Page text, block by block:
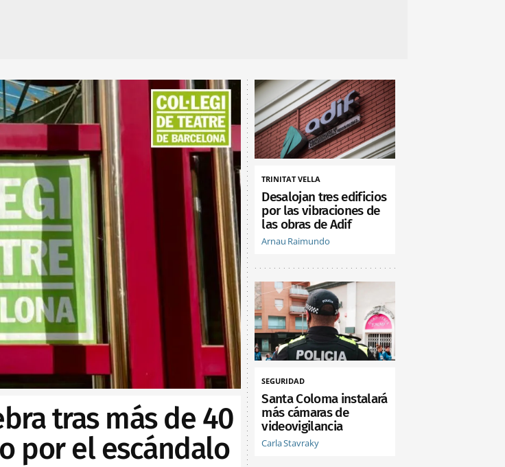
tras más de 40
por el escándalo
TRINITAT VELLA
Desalojan tres edificios
por las vibraciones de
las obras de Adif
Arnau Raimundo
SEGURIDAD
Santa Coloma instalará
más cámaras de
videovigilancia
Carla Stavraky